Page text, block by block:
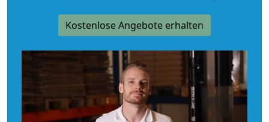
Kostenlose Angebote erhalten